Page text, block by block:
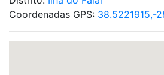
Coordenadas GPS: 38.5221915,-